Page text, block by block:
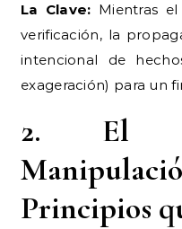
La Clave: Mientras
verificación, la
intencional de
exageración) para un
2. El
Principios